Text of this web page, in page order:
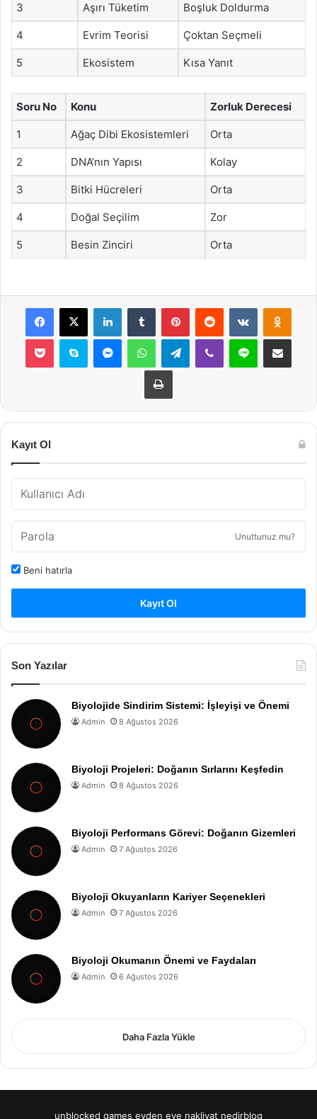
3 Aşırı Tüketim Boşluk Doldurma
4 Evrim Teorisi Çoktan Seçmeli
5 Ekosistem Kısa Yanıt
Soru No Konu Zorluk Derecesi
1 Ağaç Dibi Ekosistemleri Orta
2 DNA’nın Yapısı Kolay
3 Bitki Hücreleri Orta
4 Doğal Seçilim Zor
5 Besin Zinciri Orta
Facebook
X LinkedInTumblr PinterestReddit VKontakte
Pocket Skype MessengerWhatsAppTelegramViber Line E-Posta ile
Yazdır
Kayıt Ol
Unuttunuz mu?
Beni hatırla
Kayıt Ol
Son Yazılar
Biyolojide Sindirim Sistemi: İşleyişi ve Önemi
Admin 8 Ağustos 2026
Biyoloji Projeleri: Doğanın Sırlarını Keşfedin
Admin 8 Ağustos 2026
Biyoloji Performans Görevi: Doğanın Gizemleri
Admin 7 Ağustos 2026
Biyoloji Okuyanların Kariyer Seçenekleri
Admin 7 Ağustos 2026
Biyoloji Okumanın Önemi ve Faydaları
Admin 6 Ağustos 2026
Daha Fazla Yükle
unblocked games evden eve nakliyat nedirblog